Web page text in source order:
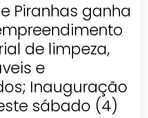
Piranhas ganha
de limpeza,
e
Inauguração
sábado (4)